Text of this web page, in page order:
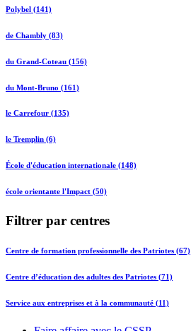
Polybel (141)
de Chambly (83)
du Grand-Coteau (156)
du Mont-Bruno (161)
le Carrefour (135)
le Tremplin (6)
École d'éducation internationale (148)
école orientante l'Impact (50)
Filtrer par centres
Centre de formation professionnelle des Patriotes (67)
Centre d’éducation des adultes des Patriotes (71)
Service aux entreprises et à la communauté (11)